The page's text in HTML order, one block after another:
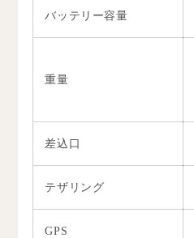
バッテリー容量
重量
差込口
テザリング
GPS